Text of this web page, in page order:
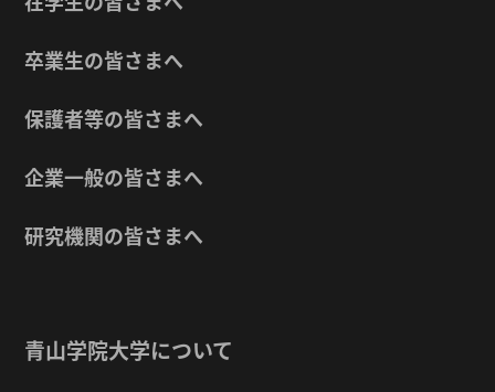
卒業生の皆さまへ
保護者等の皆さまへ
企業一般の皆さまへ
研究機関の皆さまへ
青山学院大学について